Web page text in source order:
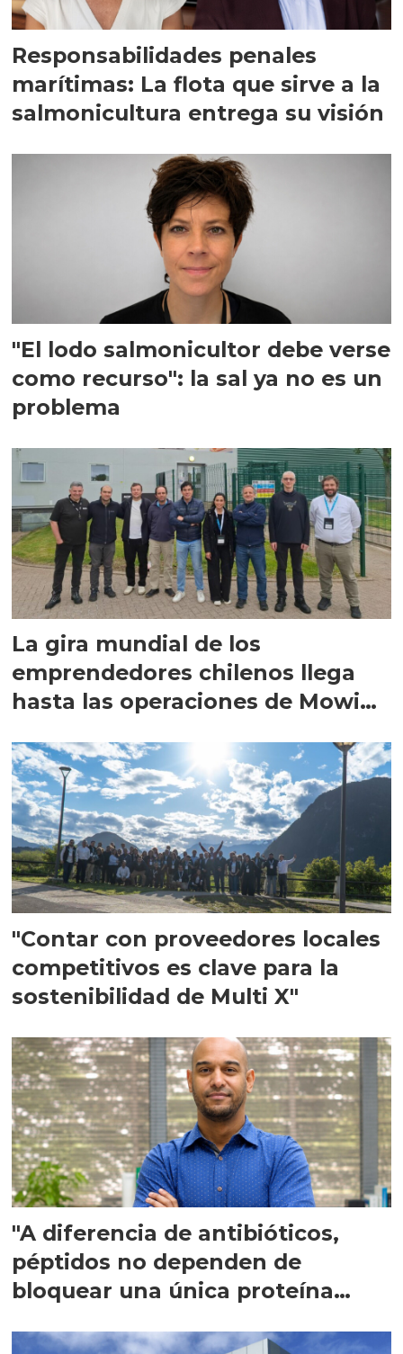
Responsabilidades penales
marítimas: La flota que sirve a la
salmonicultura entrega su visión
"El lodo salmonicultor debe verse
como recurso": la sal ya no es un
problema
La gira mundial de los
emprendedores chilenos llega
hasta las operaciones de Mowi
"Contar con proveedores locales
competitivos es clave para la
sostenibilidad de Multi X"
"A diferencia de antibióticos,
péptidos no dependen de
bloquear una única proteína